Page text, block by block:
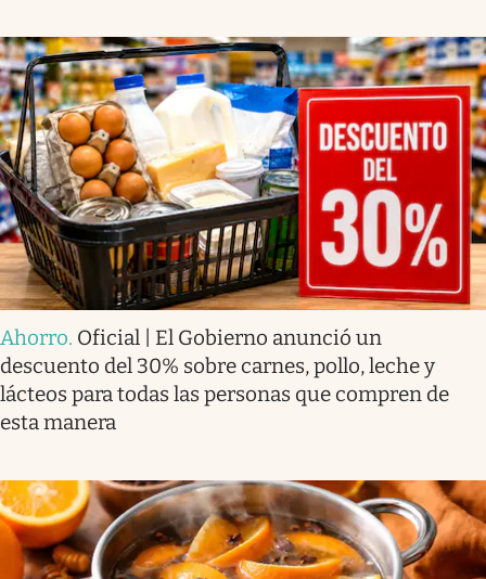
Ahorro. Oficial | El Gobierno anunció un
descuento del 30% sobre carnes, pollo, leche y
lácteos para todas las personas que compren de
esta manera